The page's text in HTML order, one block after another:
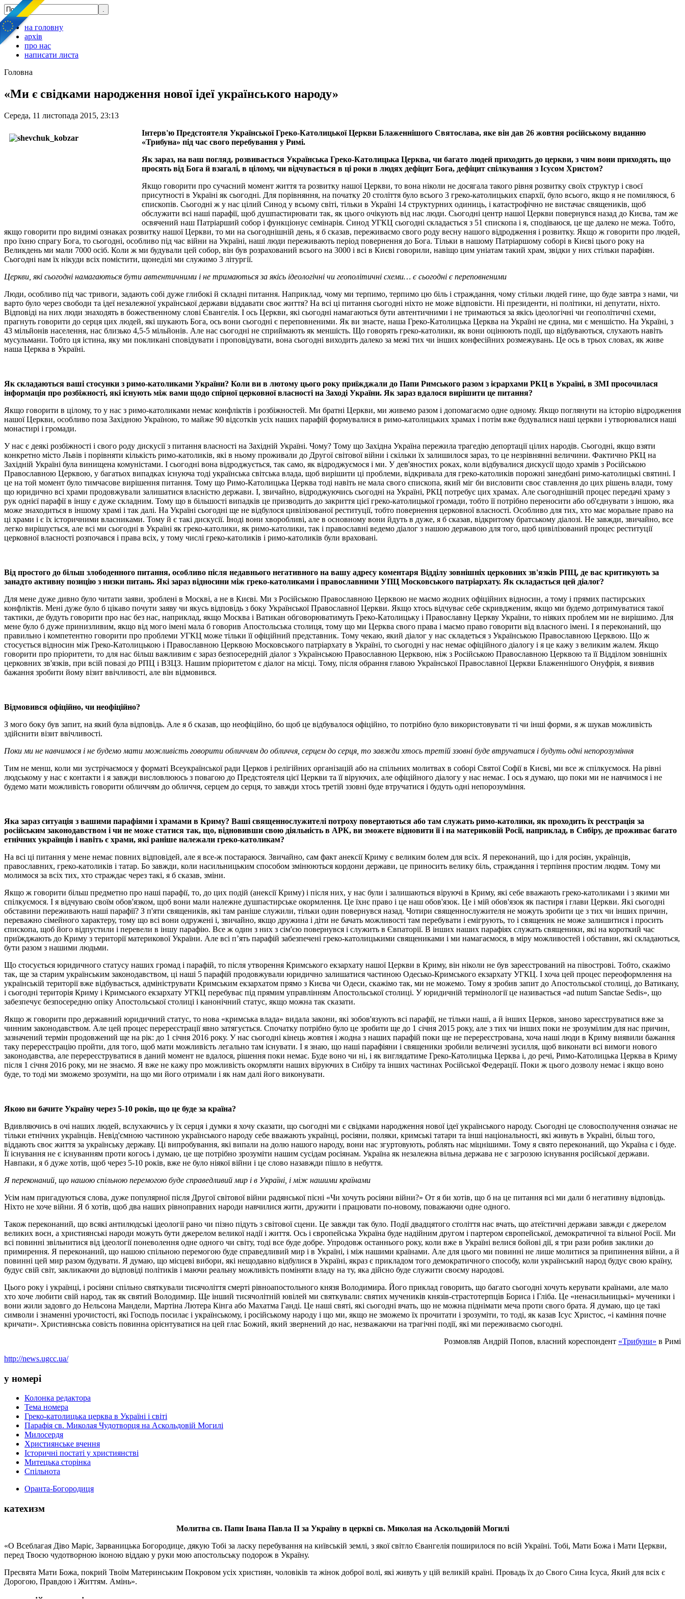
на головну
архів
про нас
написати листа
Головна
«Ми є свідками народження нової ідеї українського народу»
Середа, 11 листопада 2015, 23:13
Інтерв'ю Предстоятеля Української Греко-Католицької Церкви Блаженнішого Святослава, яке він дав 26 жовтня російському виданню
«Трибуна» під час свого перебування у Римі.
Як зараз, на ваш погляд, розвивається Українська Греко-Католицька Церква, чи багато людей приходить до церкви, з чим вони приходять, що
просять від Бога й взагалі, в цілому, чи відчувається в ці роки в людях дефіцит Бога, дефіцит спілкування з Ісусом Христом?
Якщо говорити про сучасний момент життя та розвитку нашої Церкви, то вона ніколи не досягала такого рівня розвитку своїх структур і своєї
присутності в Україні як сьогодні. Для порівняння, на початку 20 століття було всього 3 греко-католицьких єпархії, було всього, якщо я не помиляюся, 6
єпископів. Сьогодні ж у нас цілий Синод у всьому світі, тільки в Україні 14 структурних одиниць, і катастрофічно не вистачає священиків, щоб
обслужити всі наші парафії, щоб душпастирювати так, як цього очікують від нас люди. Сьогодні центр нашої Церкви повернувся назад до Києва, там же
освячений наш Патріарший собор і функціонує семінарія. Синод УГКЦ сьогодні складається з 51 єпископа і я, сподіваюся, це ще далеко не межа. Тобто,
якщо говорити про видимі ознаках розвитку нашої Церкви, то ми на сьогоднішній день, я б сказав, переживаємо свого роду весну нашого відродження і розвитку. Якщо ж говорити про людей,
про їхню спрагу Бога, то сьогодні, особливо під час війни на Україні, наші люди переживають період повернення до Бога. Тільки в нашому Патріаршому соборі в Києві цього року на
Великдень ми мали 7000 осіб. Коли ж ми будували цей собор, він був розрахований всього на 3000 і всі в Києві говорили, навіщо цим уніатам такий храм, звідки у них стільки парафіян.
Сьогодні нам їх нікуди всіх помістити, щонеділі ми служимо 3 літургії.
Церкви, які сьогодні намагаються бути автентичними і не тримаються за якісь ідеологічні чи геополітичні схеми… є сьогодні є переповненими
Люди, особливо під час тривоги, задають собі дуже глибокі й складні питання. Наприклад, чому ми терпимо, терпимо цю біль і страждання, чому стільки людей гине, що буде завтра з нами, чи
варто було через свободи та ідеї незалежної української держави віддавати своє життя? На всі ці питання сьогодні ніхто не може відповісти. Ні президенти, ні політики, ні депутати, ніхто.
Відповіді на них люди знаходять в божественному слові Євангелія. І ось Церкви, які сьогодні намагаються бути автентичними і не тримаються за якісь ідеологічні чи геополітичні схеми,
прагнуть говорити до серця цих людей, які шукають Бога, ось вони сьогодні є переповненими. Як ви знаєте, наша Греко-Католицька Церква на Україні не єдина, ми є меншістю. На Україні, з
43 мільйонів населення, нас близько 4,5-5 мільйонів. Але нас сьогодні не сприймають як меншість. Що говорять греко-католики, як вони оцінюють події, що відбуваються, слухають навіть
мусульмани. Тобто ця істина, яку ми покликані сповідувати і проповідувати, вона сьогодні виходить далеко за межі тих чи інших конфесійних розмежувань. Це ось в трьох словах, як живе
наша Церква в Україні.
Як складаються ваші стосунки з римо-католиками України? Коли ви в лютому цього року приїжджали до Папи Римського разом з ієрархами РКЦ в Україні, в ЗМІ просочилася
інформація про розбіжності, які існують між вами щодо спірної церковної власності на Заході України. Як зараз вдалося вирішити це питання?
Якщо говорити в цілому, то у нас з римо-католиками немає конфліктів і розбіжностей. Ми братні Церкви, ми живемо разом і допомагаємо одне одному. Якщо поглянути на історію відродження
нашої Церкви, особливо поза Західною Україною, то майже 90 відсотків усіх наших парафій формувалися в римо-католицьких храмах і потім вже будувалися наші церкви і утворювалися наші
монастирі і громади.
У нас є деякі розбіжності і свого роду дискусії з питання власності на Західній Україні. Чому? Тому що Західна Україна пережила трагедію депортації цілих народів. Сьогодні, якщо взяти
конкретно місто Львів і порівняти кількість римо-католиків, які в ньому проживали до Другої світової війни і скільки їх залишилося зараз, то це незрівнянні величини. Фактично РКЦ на
Західній Україні була винищена комуністами. І сьогодні вона відроджується, так само, як відроджуємося і ми. У дев'яностих роках, коли відбувалися дискусії щодо храмів з Російською
Православною Церквою, у багатьох випадках існуюча тоді українська світська влада, щоб вирішити ці проблеми, відкривала для греко-католиків порожні занедбані римо-католицькі святині. І
це на той момент було тимчасове вирішення питання. Тому що Римо-Католицька Церква тоді навіть не мала свого єпископа, який міг би висловити своє ставлення до цих рішень влади, тому
що юридично всі храми продовжували залишатися власністю держави. І, звичайно, відроджуючись сьогодні на Україні, РКЦ потребує цих храмах. Але сьогоднішній процес передачі храму з
рук однієї парафії в іншу є дуже складним. Тому що в більшості випадків це призводить до закриття цієї греко-католицької громади, тобто її потрібно переносити або об'єднувати з іншою, яка
може знаходиться в іншому храмі і так далі. На Україні сьогодні ще не відбулося цивілізованої реституції, тобто повернення церковної власності. Особливо для тих, хто має моральне право на
ці храми і є їх історичними власниками. Тому й є такі дискусії. Іноді вони хворобливі, але в основному вони йдуть в дуже, я б сказав, відкритому братському діалозі. Не завжди, звичайно, все
легко вирішується, але всі ми сьогодні в Україні як греко-католики, як римо-католики, так і православні ведемо діалог з нашою державою для того, щоб цивілізований процес реституції
церковної власності розпочався і права всіх, у тому числі греко-католиків і римо-католиків були враховані.
Від простого до більш злободенного питання, особливо після недавнього негативного на вашу адресу коментаря Відділу зовнішніх церковних зв'язків РПЦ, де вас критикують за
занадто активну позицію з низки питань. Які зараз відносини між греко-католиками і православними УПЦ Московського патріархату. Як складається цей діалог?
Для мене дуже дивно було читати заяви, зроблені в Москві, а не в Києві. Ми з Російською Православною Церквою не маємо жодних офіційних відносин, а тому і прямих пастирських
конфліктів. Мені дуже було б цікаво почути заяву чи якусь відповідь з боку Української Православної Церкви. Якщо хтось відчуває себе скривдженим, якщо ми будемо дотримуватися такої
тактики, де будуть говорити про нас без нас, наприклад, якщо Москва і Ватикан обговорюватимуть Греко-Католицьку і Православну Церкву України, то ніяких проблем ми не вирішимо. Для
мене було б дуже принизливим, якщо від мого імені мала б говорив Апостольська столиця, тому що ми Церква свого права і маємо право говорити від власного імені. І я переконаний, що
правильно і компетентно говорити про проблеми УГКЦ може тільки її офіційний представник. Тому чекаю, який діалог у нас складеться з Українською Православною Церквою. Що ж
стосується відносин між Греко-Католицькою і Православною Церквою Московського патріархату в Україні, то сьогодні у нас немає офіційного діалогу і я це кажу з великим жалем. Якщо
говорити про пріоритети, то для нас більш важливим є зараз безпосередній діалог з Українською Православною Церквою, ніж з Російською Православною Церквою та її Відділом зовнішніх
церковних зв'язків, при всій повазі до РПЦ і ВЗЦЗ. Нашим пріоритетом є діалог на місці. Тому, після обрання главою Української Православної Церкви Блаженнішого Онуфрія, я виявив
бажання зробити йому візит ввічливості, але він відмовився.
Відмовився офіційно, чи неофіційно?
З мого боку був запит, на який була відповідь. Але я б сказав, що неофіційно, бо щоб це відбувалося офіційно, то потрібно було використовувати ті чи інші форми, я ж шукав можливість
здійснити візит ввічливості.
Поки ми не навчимося і не будемо мати можливість говорити обличчям до обличчя, серцем до серця, то завжди хтось третій ззовні буде втручатися і будуть одні непорозуміння
Тим не менш, коли ми зустрічаємося у форматі Всеукраїнської ради Церков і релігійних організацій або на спільних молитвах в соборі Святої Софії в Києві, ми все ж спілкуємося. На рівні
людському у нас є контакти і я завжди висловлююсь з повагою до Предстоятеля цієї Церкви та її віруючих, але офіційного діалогу у нас немає. І ось я думаю, що поки ми не навчимося і не
будемо мати можливість говорити обличчям до обличчя, серцем до серця, то завжди хтось третій ззовні буде втручатися і будуть одні непорозуміння.
Яка зараз ситуація з вашими парафіями і храмами в Криму? Ваші священнослужителі потроху повертаються або там служать римо-католики, як проходить їх реєстрація за
російським законодавством і чи не може статися так, що, відновивши свою діяльність в АРК, ви зможете відновити її і на материковій Росії, наприклад, в Сибіру, де проживає багато
етнічних українців і навіть є храми, які раніше належали греко-католикам?
На всі ці питання у мене немає повних відповідей, але я все-ж постараюся. Звичайно, сам факт анексії Криму є великим болем для всіх. Я переконаний, що і для росіян, українців,
православних, греко-католиків і татар. Бо завжди, коли насильницьким способом змінюються кордони держави, це приносить велику біль, страждання і терпіння простим людям. Тому ми
молимося за всіх тих, хто страждає через такі, я б сказав, зміни.
Якщо ж говорити більш предметно про наші парафії, то, до цих подій (анексії Криму) і після них, у нас були і залишаються віруючі в Криму, які себе вважають греко-католиками і з якими ми
спілкуємося. І я відчуваю своїм обов'язком, щоб вони мали належне душпастирське окормлення. Це їхнє право і це наш обов'язок. Це і мій обов'язок як пастиря і глави Церкви. Які сьогодні
обставини переживають наші парафії? З п'яти священиків, які там раніше служили, тільки один повернувся назад. Чотири священнослужителя не можуть зробити це з тих чи інших причин,
переважно сімейного характеру, тому що всі вони одружені і, звичайно, якщо дружина і діти не бачать можливості там перебувати і емігрують, то і священик не може залишитися і просить
єпископа, щоб його відпустили і перевели в іншу парафію. Все ж один з них з сім'єю повернувся і служить в Євпаторії. В інших наших парафіях служать священики, які на короткий час
приїжджають до Криму з території материкової України. Але всі п’ять парафій забезпечені греко-католицькими священиками і ми намагаємося, в міру можливостей і обставин, які складаються,
бути разом з нашими людьми.
Що стосується юридичного статусу наших громад і парафій, то після утворення Кримського екзархату нашої Церкви в Криму, він ніколи не був зареєстрований на півострові. Тобто, скажімо
так, ще за старим українським законодавством, ці наші 5 парафій продовжували юридично залишатися частиною Одесько-Кримського екзархату УГКЦ. І хоча цей процес переоформлення на
українській території вже відбувається, адмініструвати Кримським екзархатом прямо з Києва чи Одеси, скажімо так, ми не можемо. Тому я зробив запит до Апостольської столиці, до Ватикану,
і сьогодні територія Криму і Кримського екзархату УГКЦ перебуває під прямим управлінням Апостольської столиці. У юридичній термінології це називається «ad nutum Sanctae Sedis», що
забезпечує безпосередню опіку Апостольської столиці і канонічний статус, якщо можна так сказати.
Якщо ж говорити про державний юридичний статус, то нова «кримська влада» видала закони, які зобов'язують всі парафії, не тільки наші, а й інших Церков, заново зареєструватися вже за
чинним законодавством. Але цей процес перереєстрації явно затягується. Спочатку потрібно було це зробити ще до 1 січня 2015 року, але з тих чи інших поки не зрозумілим для нас причин,
зазначений термін продовжений ще на рік: до 1 січня 2016 року. У нас сьогодні кінець жовтня і жодна з наших парафій поки ще не перереєстрована, хоча наші люди в Криму виявили бажання
таку перереєстрацію пройти, для того, щоб мати можливість легально там існувати. І я знаю, що наші парафіяни і священики зробили величезні зусилля, щоб виконати всі вимоги нового
законодавства, але перереєструватися в даний момент не вдалося, рішення поки немає. Буде воно чи ні, і як виглядатиме Греко-Католицька Церква і, до речі, Римо-Католицька Церква в Криму
після 1 січня 2016 року, ми не знаємо. Я вже не кажу про можливість окормляти наших віруючих в Сибіру та інших частинах Російської Федерації. Поки ж цього дозволу немає і якщо воно
буде, то тоді ми зможемо зрозуміти, на що ми його отримали і як нам далі його виконувати.
Якою ви бачите Україну через 5-10 років, що це буде за країна?
Вдивляючись в очі наших людей, вслухаючись у їх серця і думки я хочу сказати, що сьогодні ми є свідками народження нової ідеї українського народу. Сьогодні це словосполучення означає не
тільки етнічних українців. Невід'ємною частиною українського народу себе вважають українці, росіяни, поляки, кримські татари та інші національності, які живуть в Україні, більш того,
віддають своє життя за українську державу. Ці випробування, які випали на долю нашого народу, вони нас згуртовують, роблять нас міцнішими. Тому я свято переконаний, що Україна є і буде.
Її існування не є існуванням проти когось і думаю, це ще потрібно зрозуміти нашим сусідам росіянам. Україна як незалежна вільна держава не є загрозою існування російської держави.
Навпаки, я б дуже хотів, щоб через 5-10 років, вже не було ніякої війни і це слово назавжди пішло в небуття.
Я переконаний, що нашою спільною перемогою буде справедливий мир і в Україні, і між нашими країнами
Усім нам пригадуються слова, дуже популярної після Другої світової війни радянської пісні «Чи хочуть росіяни війни?» От я би хотів, що б на це питання всі ми дали б негативну відповідь.
Ніхто не хоче війни. Я б хотів, щоб два наших рівноправних народи навчилися жити, дружити і працювати по-новому, поважаючи одне одного.
Також переконаний, що всякі антилюдські ідеології рано чи пізно підуть з світової сцени. Це завжди так було. Події двадцятого століття нас вчать, що атеїстичні держави завжди є джерелом
великих воєн, а християнські народи можуть бути джерелом великої надії і життя. Ось і європейська Україна буде надійним другом і партером європейської, демократичної та вільної Росії. Ми
всі повинні звільнитися від ідеології поневолення одне одного чи світу, тоді все буде добре. Упродовж останнього року, коли вже в Україні велися бойові дії, я три рази робив заклики до
примирення. Я переконаний, що нашою спільною перемогою буде справедливий мир і в Україні, і між нашими країнами. Але для цього ми повинні не лише молитися за припинення війни, а й
повинні цей мир разом будувати. Я думаю, що місцеві вибори, які нещодавно відбулися в Україні, якраз є прикладом того демократичного способу, коли український народ будує свою країну,
будує свій світ, закликаючи до відповіді політиків і маючи реальну можливість поміняти владу на ту, яка дійсно буде служити своєму народові.
Цього року і українці, і росіяни спільно святкували тисячоліття смерті рівноапостольного князя Володимира. Його приклад говорить, що багато сьогодні хочуть керувати країнами, але мало
хто хоче любити свій народ, так як святий Володимир. Ще інший тисячолітній ювілей ми святкували: святих мучеників князів-страстотерпців Бориса і Гліба. Це «ненасильницькі» мученики і
вони жили задовго до Нельсона Мандели, Мартіна Лютера Кінга або Махатма Ганді. Це наші святі, які сьогодні вчать, що не можна піднімати меча проти свого брата. Я думаю, що це такі
символи і знаменні урочистості, які Господь посилає і українському, і російському народу і що ми, якщо не зможемо їх прочитати і зрозуміти, то тоді, як казав Ісус Христос, «і каміння почне
кричати». Християнська совість повинна орієнтуватися на цей глас Божий, який звернений до нас, незважаючи на трагічні події, які ми переживаємо сьогодні.
Розмовляв Андрій Попов, власний кореспондент «Трибуни» в Римі
http://news.ugcc.ua/
у номері
Колонка редактора
Тема номера
Греко-католицька церква в Україні і світі
Парафія св. Миколая Чудотворця на Аскольдовій Могилі
Милосердя
Християнське вчення
Історичні постаті у християнстві
Митецька сторінка
Спільнота
Оранта-Богородиця
катехизм
Молитва св. Папи Івана Павла ІІ за Україну в церкві св. Миколая на Аскольдовій Могилі
«О Всеблагая Діво Маріє, Зарваницька Богородице, дякую Тобі за ласку перебування на київській землі, з якої світло Євангелія поширилося по всій Україні. Тобі, Мати Божа і Мати Церкви,
перед Твоєю чудотворною іконою віддаю у руки мою апостольську подорож в Україну.
Пресвята Мати Божа, покрий Твоїм Материнським Покровом усіх християн, чоловіків та жінок доброї волі, які живуть у цій великій країні. Провадь їх до Свого Сина Ісуса, Який для всіх є
Дорогою, Правдою і Життям. Амінь».